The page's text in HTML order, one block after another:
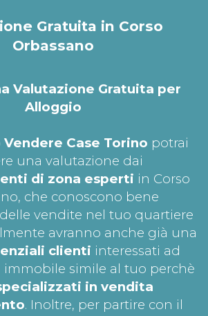
Gratuita in Corso
Orbassano
Valutazione Gratuita per
Alloggio
Vendere Case Torino potrai
una valutazione dai
di zona esperti in Corso
che conoscono bene
vendite nel tuo quartiere
avranno anche già una
clienti interessati ad
immobile simile al tuo perchè
in vendita
. Inoltre, per partire con il